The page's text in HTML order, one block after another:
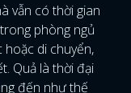
vẫn có thời gian
phòng ngủ
hoặc di chuyển,
Quả là thời đại
đến như thế